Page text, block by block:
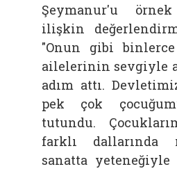
Şeymanur'u
ilişkin
"Onun gibi binlerce
ailelerinin sevgiyle
adım attı.
pek çok
tutundu.
farklı dallarında
sanatta